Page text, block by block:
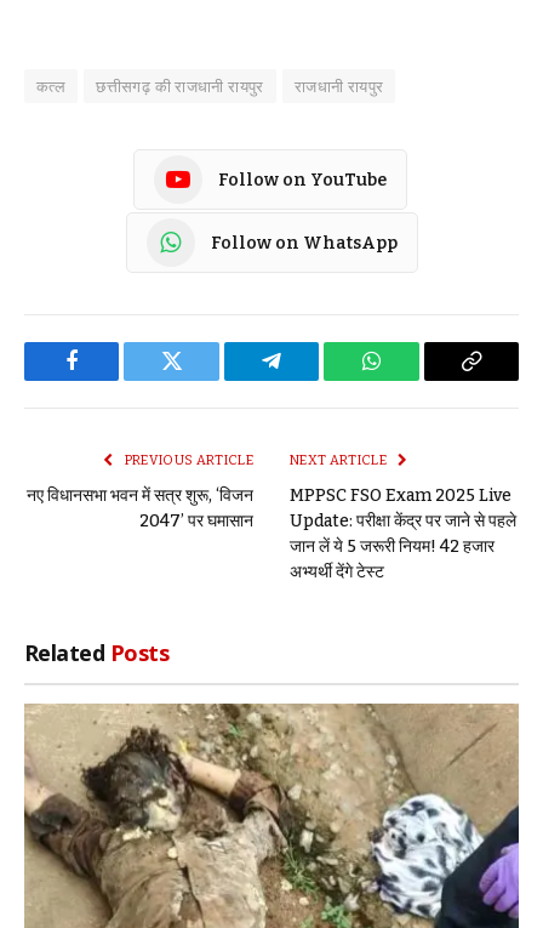
कत्ल छत्तीसगढ़ की राजधानी रायपुर राजधानी रायपुर
Follow on YouTube
Follow on WhatsApp
Facebook Twitter Telegram WhatsApp Copy
PREVIOUS ARTICLE
नए विधानसभा भवन में सत्र शुरू, ‘विजन
2047’ पर घमासान
NEXT ARTICLE
MPPSC FSO Exam 2025 Live
Update: परीक्षा केंद्र पर जाने से पहले
जान लें ये 5 जरूरी नियम! 42 हजार
अभ्यर्थी देंगे टेस्ट
Related Posts